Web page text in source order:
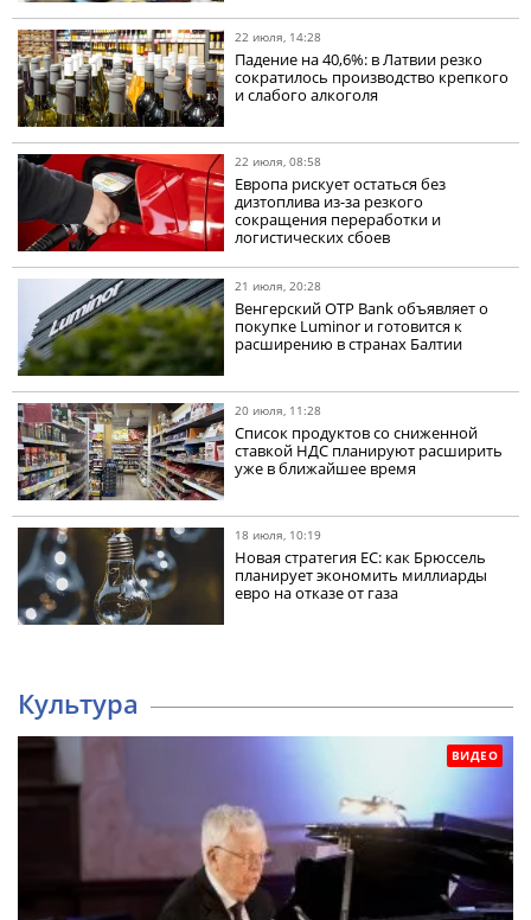
22 июля, 14:28
Падение на 40,6%: в Латвии резко
сократилось производство крепкого
и слабого алкоголя
22 июля, 08:58
Европа рискует остаться без
дизтоплива из-за резкого
сокращения переработки и
логистических сбоев
21 июля, 20:28
Венгерский OTP Bank объявляет о
покупке Luminor и готовится к
расширению в странах Балтии
20 июля, 11:28
Список продуктов со сниженной
ставкой НДС планируют расширить
уже в ближайшее время
18 июля, 10:19
Новая стратегия ЕС: как Брюссель
планирует экономить миллиарды
евро на отказе от газа
Культура
ВИДЕО